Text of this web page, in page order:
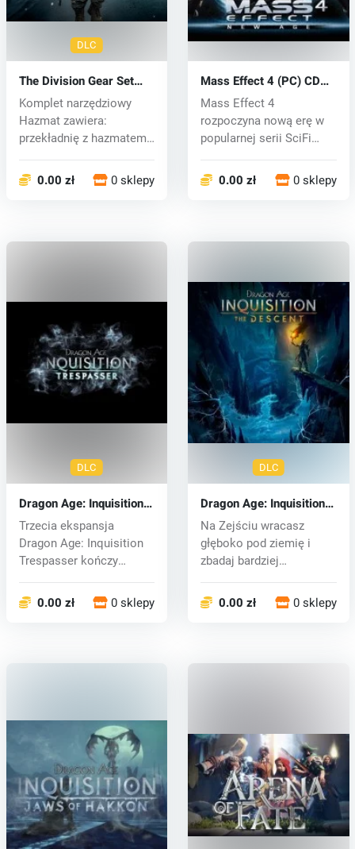
DLC
The Division Gear Set
(PC) CD key
Komplet narzędziowy
Hazmat zawiera:
przekładnię z hazmatem,
0.00 zł 0 sklepy
Mass Effect 4 (PC) CD
key
Mass Effect 4
rozpoczyna nową erę w
popularnej serii SciFi
0.00 zł 0 sklepy
DLC
Dragon Age: Inquisition
Trespasser DLC (PC) CD
key
Trzecia ekspansja
Dragon Age: Inquisition
Trespasser kończy
0.00 zł 0 sklepy
DLC
Dragon Age: Inquisition
The Descent DLC (PC)
CD key
Na Zejściu wracasz
głęboko pod ziemię i
zbadaj bardziej
0.00 zł 0 sklepy